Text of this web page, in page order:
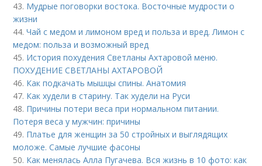
43. Мудрые поговорки востока. Восточные мудрости о
жизни
44.Чай с медом и лимоном вред и польза и вред. Лимон с
медом: польза и возможный вред
45. История похудения Светланы Ахтаровой меню.
ПОХУДЕНИЕ СВЕТЛАНЫ АХТАРОВОЙ
46. Как подкачать мышцы спины. Анатомия
47. Как худели в старину. Так худели на Руси
48. Причины потери веса при нормальном питании.
Потеря веса у мужчин: причины
49. Платье для женщин за 50 стройных и выглядящих
моложе. Самые лучшие фасоны
50. Как менялась Алла Пугачева. Вся жизнь в 10 фото: как